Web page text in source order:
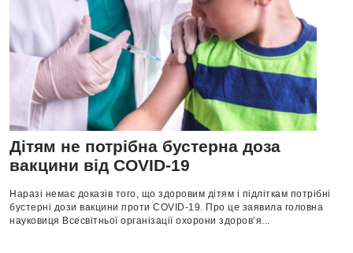
Дітям не потрібна бустерна доза
вакцини від COVID-19
Наразі немає доказів того, що здоровим дітям і підліткам потрібні
бустерні дози вакцини проти COVID-19. Про це заявила головна
науковиця Всесвітньої організації охорони здоров’я...